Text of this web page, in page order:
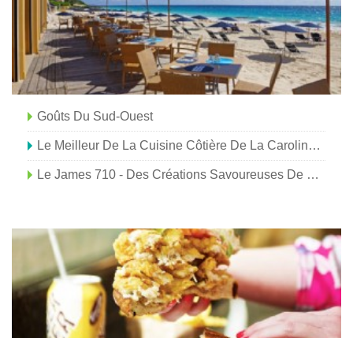
Goûts Du Sud-Ouest
Le Meilleur De La Cuisine Côtière De La Caroline :Myrtle Beach
Le James 710 - Des Créations Savoureuses De La Cuisine Aux Cocktails !